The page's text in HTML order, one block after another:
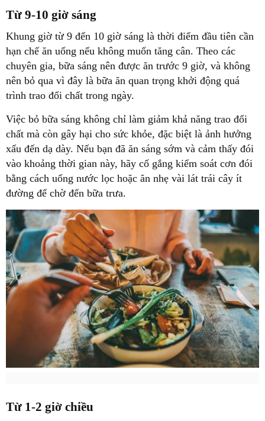
Từ 9-10 giờ sáng
Khung giờ từ 9 đến 10 giờ sáng là thời điểm đầu tiên cần
hạn chế ăn uống nếu không muốn tăng cân. Theo các
chuyên gia, bữa sáng nên được ăn trước 9 giờ, và không
nên bỏ qua vì đây là bữa ăn quan trọng khởi động quá
trình trao đổi chất trong ngày.
Việc bỏ bữa sáng không chỉ làm giảm khả năng trao đổi
chất mà còn gây hại cho sức khỏe, đặc biệt là ảnh hưởng
xấu đến dạ dày. Nếu bạn đã ăn sáng sớm và cảm thấy đói
vào khoảng thời gian này, hãy cố gắng kiểm soát cơn đói
bằng cách uống nước lọc hoặc ăn nhẹ vài lát trái cây ít
đường để chờ đến bữa trưa.
Từ 1-2 giờ chiều